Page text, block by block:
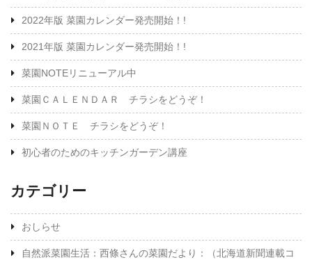
2022年版 菜園カレンダー発売開始！!
2021年版 菜園カレンダー発売開始！!
菜園NOTEリニューアル中
菜園ＣＡＬＥＮＤＡＲ チラシをどうぞ！
菜園ＮＯＴＥ チラシをどうぞ！
初心者のためのキッチンガーデン講座
カテゴリー
おしらせ
自然派菜園生活：西條さんの菜園だより：（北海道新聞連載コ